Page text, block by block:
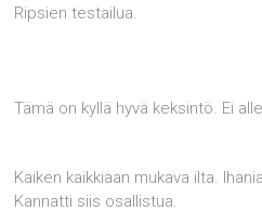
Ripsien testailua.
Tämä on kyllä hyvä keksintö. Ei
Kaiken kaikkiaan mukava ilta.
Kannatti siis osallistua.